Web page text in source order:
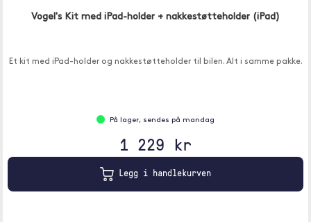
Vogel's Kit med iPad-holder + nakkestøtteholder (iPad)
Et kit med iPad-holder og nakkestøtteholder til bilen. Alt i samme pakke.
På lager, sendes på mandag
1 229 kr
Legg i handlekurven